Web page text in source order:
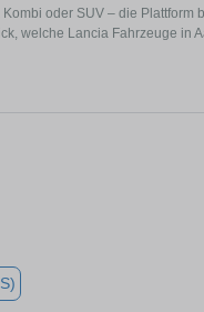
oder SUV – die Plattform
welche Lancia Fahrzeuge in